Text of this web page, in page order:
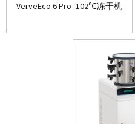
VerveEco 6 Pro -102℃冻干机